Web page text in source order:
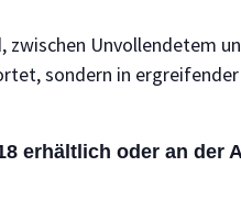
Unvollendetem
sondern in
erhältlich oder an der